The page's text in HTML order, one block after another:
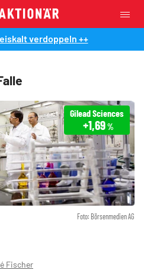
verdoppeln ++
Foto: Börsenmedien AG
Gilead Sciences
+1,69 %
Fischer